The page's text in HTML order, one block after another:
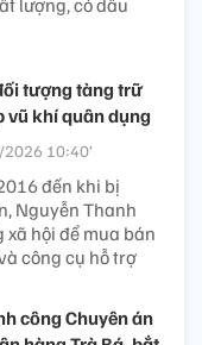
tượng tàng trữ
vũ khí quân dụng
10:40’
đến khi bị
Nguyễn Thanh
hội để mua bán
công cụ hỗ trợ
công Chuyên án